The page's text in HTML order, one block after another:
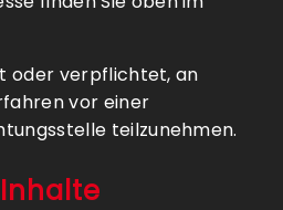
oder verpflichtet, an
vor einer
teilzunehmen.